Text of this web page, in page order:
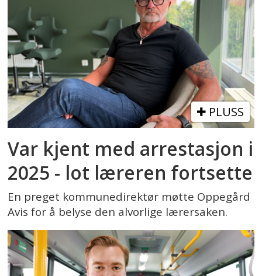
PLUSS
Var kjent med arrestasjon i
2025 - lot læreren fortsette
En preget kommunedirektør møtte Oppegård
Avis for å belyse den alvorlige lærersaken.